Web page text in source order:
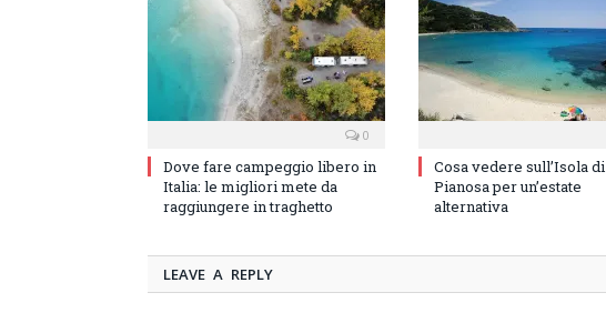
0
Dove fare campeggio libero in
Italia: le migliori mete da
raggiungere in traghetto
Cosa vedere sull’Isola di
Pianosa per un’estate
alternativa
LEAVE A REPLY